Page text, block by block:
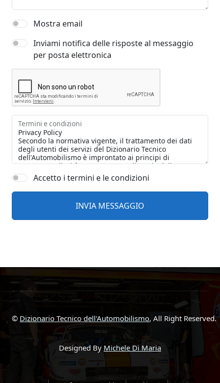
Mostra email
Inviami notifica delle risposte al messaggio
per posta elettronica
Termini e condizioni
Accetto i termini e le condizioni
© Dizionario Tecnico dell'Automobilismo, All Right Reserved.
Designed By Michele Di Maria